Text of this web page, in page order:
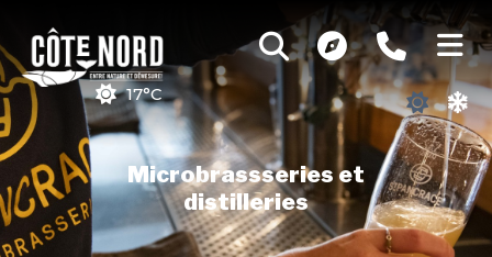
17°C
Microbrassseries et
distilleries